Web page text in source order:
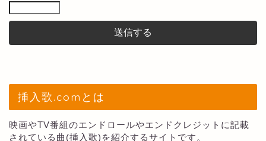
挿入歌.comとは
映画やTV番組のエンドロールやエンドクレジットに記載
されている曲(挿入歌)を紹介するサイトです。